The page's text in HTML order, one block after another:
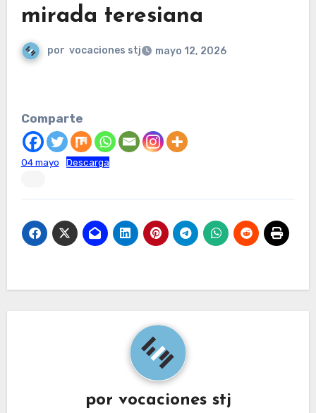
mirada teresiana
por vocaciones stj mayo 12, 2026
Comparte
04 mayo Descarga
por vocaciones stj